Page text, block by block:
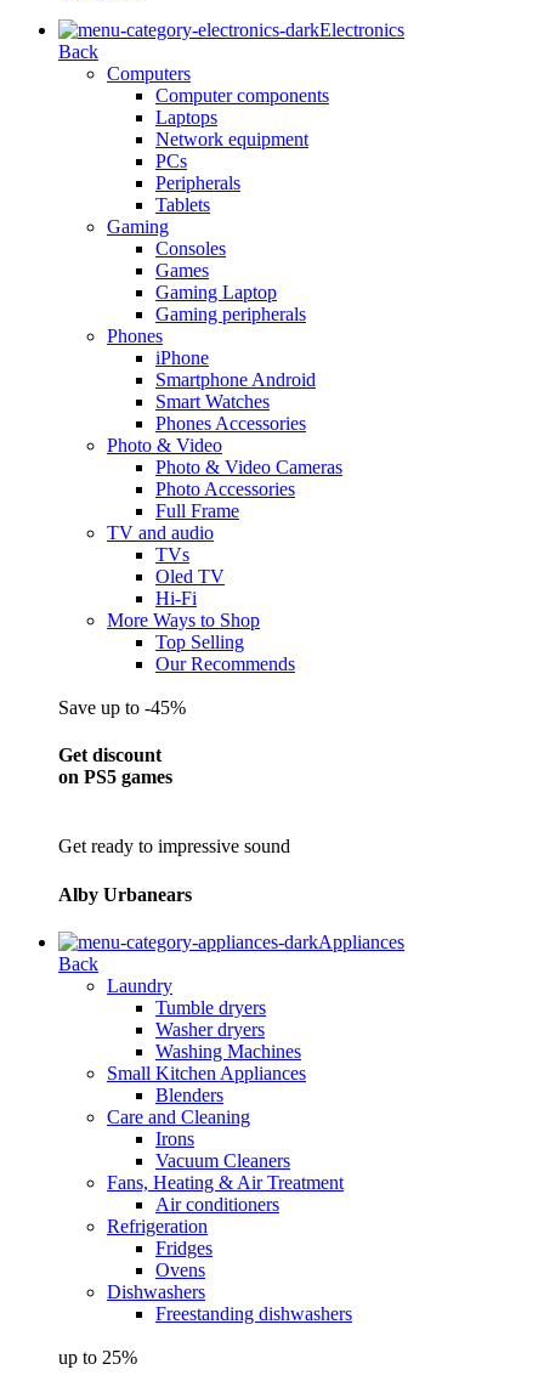
Electronics
Back
Computers
Computer components
Laptops
Network equipment
PCs
Peripherals
Tablets
Gaming
Consoles
Games
Gaming Laptop
Gaming peripherals
Phones
iPhone
Smartphone Android
Smart Watches
Phones Accessories
Photo & Video
Photo & Video Cameras
Photo Accessories
Full Frame
TV and audio
TVs
Oled TV
Hi-Fi
More Ways to Shop
Top Selling
Our Recommends
Save up to -45%
Get discount
on PS5 games
Get ready to impressive sound
Alby Urbanears
Appliances
Back
Laundry
Tumble dryers
Washer dryers
Washing Machines
Small Kitchen Appliances
Blenders
Care and Cleaning
Irons
Vacuum Cleaners
Fans, Heating & Air Treatment
Air conditioners
Refrigeration
Fridges
Ovens
Dishwashers
Freestanding dishwashers
up to 25%